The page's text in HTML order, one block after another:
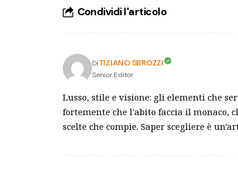
Condividi l'articolo
DiTIZIANO SBROZZI
Senior Editor
Lusso, stile e visione: gli elementi che
fortemente che l'abito faccia il monaco,
scelte che compie. Saper scegliere è